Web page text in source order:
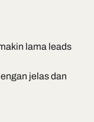
lama leads
jelas dan